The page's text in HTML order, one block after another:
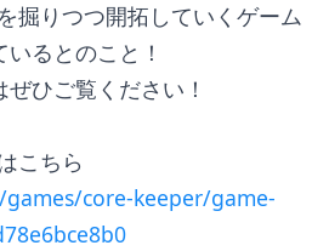
掘りつつ開拓していくゲーム
るとのこと！
ひご覧ください！
こちら
core-keeper/game-